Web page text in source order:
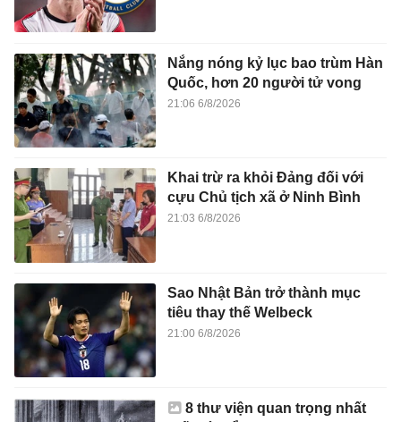
Nắng nóng kỷ lục bao trùm Hàn
Quốc, hơn 20 người tử vong
21:06 6/8/2026
Khai trừ ra khỏi Đảng đối với
cựu Chủ tịch xã ở Ninh Bình
21:03 6/8/2026
Sao Nhật Bản trở thành mục
tiêu thay thế Welbeck
21:00 6/8/2026
8 thư viện quan trọng nhất